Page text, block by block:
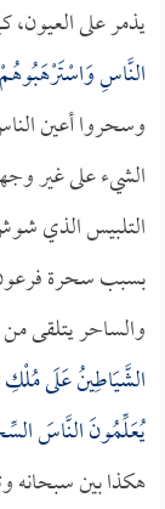
يذمر على
النَّاسِ
وسحروا أعين
الشيء على غير
التلبيس الذي
بسبب سحرة فرعون
والساحر يتلقى من
الشَّيَاطِينُ عَلَى
يُعَلِّمُونَ النَّاسَ
هكذا بين سبحانه